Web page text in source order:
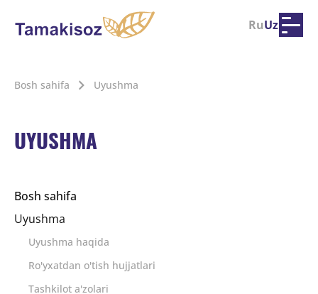
RuUz
Bosh sahifa Uyushma
UYUSHMA
Bosh sahifa
Uyushma
Uyushma haqida
Ro'yxatdan o'tish hujjatlari
Tashkilot a'zolari